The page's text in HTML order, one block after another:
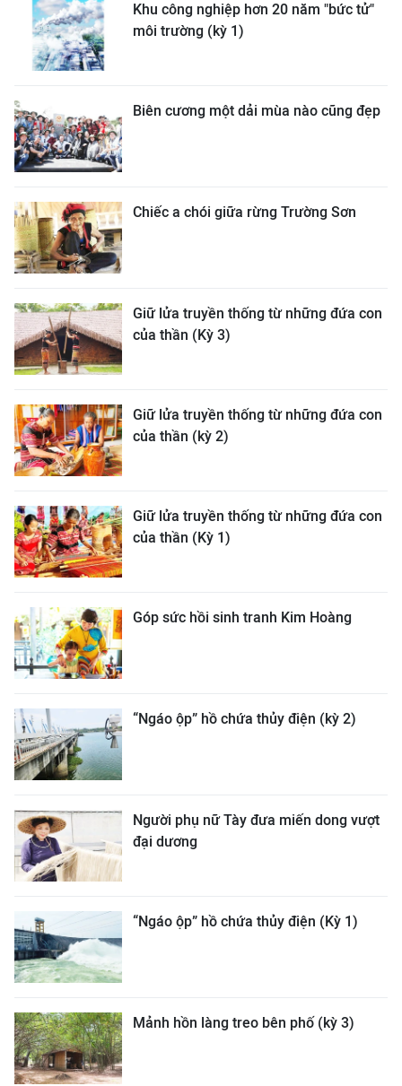
Khu công nghiệp hơn 20 năm "bức tử"
môi trường (kỳ 1)
Biên cương một dải mùa nào cũng đẹp
Chiếc a chói giữa rừng Trường Sơn
Giữ lửa truyền thống từ những đứa con
của thần (Kỳ 3)
Giữ lửa truyền thống từ những đứa con
của thần (kỳ 2)
Giữ lửa truyền thống từ những đứa con
của thần (Kỳ 1)
Góp sức hồi sinh tranh Kim Hoàng
“Ngáo ộp” hồ chứa thủy điện (kỳ 2)
Người phụ nữ Tày đưa miến dong vượt
đại dương
“Ngáo ộp” hồ chứa thủy điện (Kỳ 1)
Mảnh hồn làng treo bên phố (kỳ 3)